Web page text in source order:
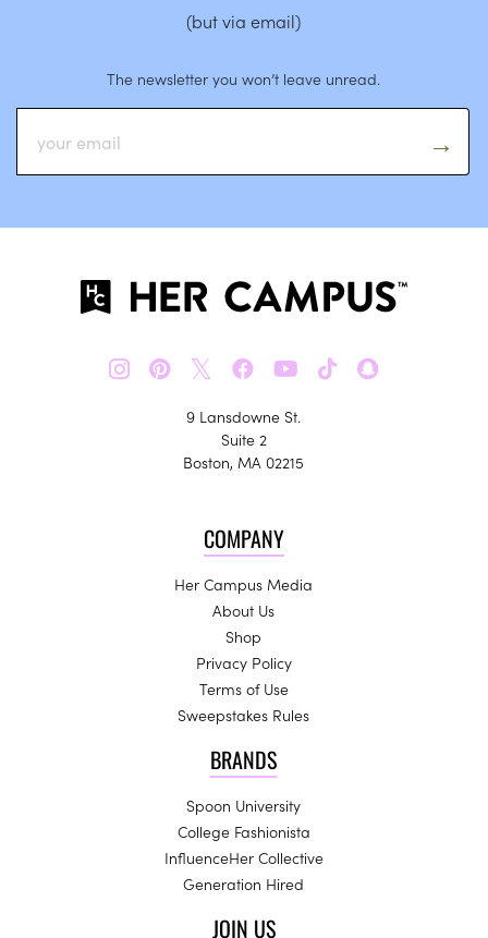
(but via email)
The newsletter you won’t leave unread.
𝕏
9 Lansdowne St.
Suite 2
Boston, MA 02215
COMPANY
Her Campus Media
About Us
Shop
Privacy Policy
Terms of Use
Sweepstakes Rules
BRANDS
Spoon University
College Fashionista
InfluenceHer Collective
Generation Hired
JOIN US